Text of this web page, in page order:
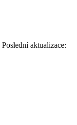
Poslední aktualizace: